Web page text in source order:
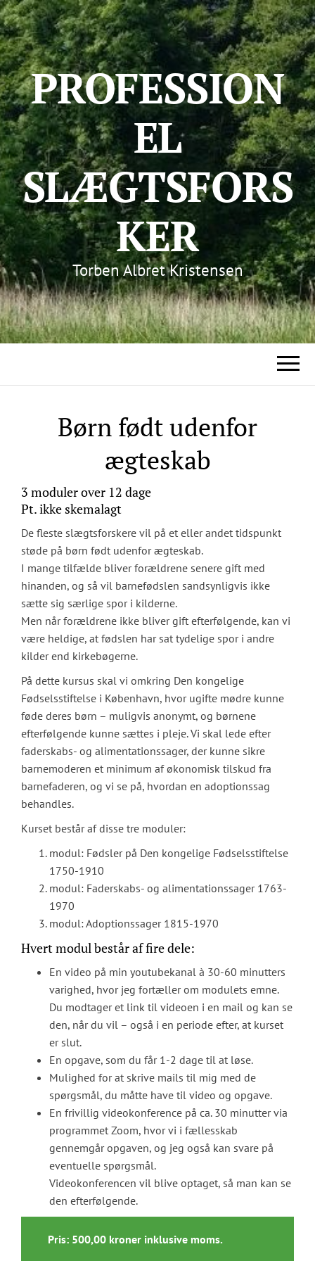
PROFESSION
EL
SLÆGTSFORS
KER
Torben Albret Kristensen
Børn født udenfor
ægteskab
3 moduler over 12 dage
Pt. ikke skemalagt
De fleste slægtsforskere vil på et eller andet tidspunkt
støde på børn født udenfor ægteskab.
I mange tilfælde bliver forældrene senere gift med
hinanden, og så vil barnefødslen sandsynligvis ikke
sætte sig særlige spor i kilderne.
Men når forældrene ikke bliver gift efterfølgende, kan vi
være heldige, at fødslen har sat tydelige spor i andre
kilder end kirkebøgerne.
På dette kursus skal vi omkring Den kongelige
Fødselsstiftelse i København, hvor ugifte mødre kunne
føde deres børn – muligvis anonymt, og børnene
efterfølgende kunne sættes i pleje. Vi skal lede efter
faderskabs- og alimentationssager, der kunne sikre
barnemoderen et minimum af økonomisk tilskud fra
barnefaderen, og vi se på, hvordan en adoptionssag
behandles.
Kurset består af disse tre moduler:
modul: Fødsler på Den kongelige Fødselsstiftelse
1750-1910
modul: Faderskabs- og alimentationssager 1763-
1970
modul: Adoptionssager 1815-1970
Hvert modul består af fire dele:
En video på min youtubekanal à 30-60 minutters
varighed, hvor jeg fortæller om modulets emne.
Du modtager et link til videoen i en mail og kan se
den, når du vil – også i en periode efter, at kurset
er slut.
En opgave, som du får 1-2 dage til at løse.
Mulighed for at skrive mails til mig med de
spørgsmål, du måtte have til video og opgave.
En frivillig videokonference på ca. 30 minutter via
programmet Zoom, hvor vi i fællesskab
gennemgår opgaven, og jeg også kan svare på
eventuelle spørgsmål.
Videokonferencen vil blive optaget, så man kan se
den efterfølgende.
Pris: 500,00 kroner inklusive moms.